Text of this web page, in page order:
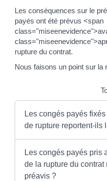
Les conséquences sur le
payés ont été prévus <span
rupture du contrat.
Nous faisons un point sur la
Les congés payés
de rupture reportent-ils
Les congés payés pris
de la rupture du contrat
préavis ?